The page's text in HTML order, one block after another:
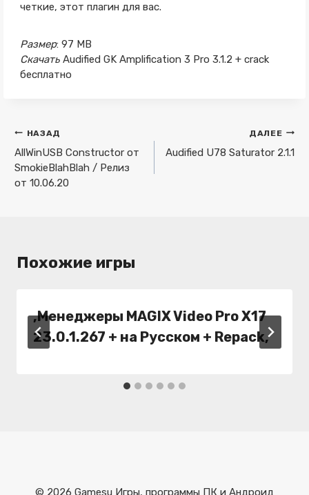
четкие, этот плагин для вас.
Размер: 97 MB
Скачать Audified GK Amplification 3 Pro 3.1.2 + crack
бесплатно
Навигация
по
записям
НАЗАД
AllWinUSB Constructor от
SmokieBlahBlah / Релиз
от 10.06.20
ДАЛЕЕ
Audified U78 Saturator 2.1.1
Похожие игры
,Менеджеры MAGIX Video Pro X17
23.0.1.267 + на Русском + Repack,
© 2026 Gamesu Игры, программы ПК и Андроид